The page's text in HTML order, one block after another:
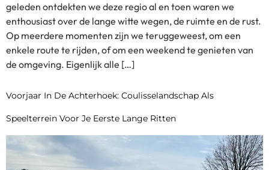
geleden ontdekten we deze regio al en toen waren we
enthousiast over de lange witte wegen, de ruimte en de rust.
Op meerdere momenten zijn we teruggeweest, om een
enkele route te rijden, of om een weekend te genieten van
de omgeving. Eigenlijk alle […]
Voorjaar In De Achterhoek: Coulisselandschap Als
Speelterrein Voor Je Eerste Lange Ritten